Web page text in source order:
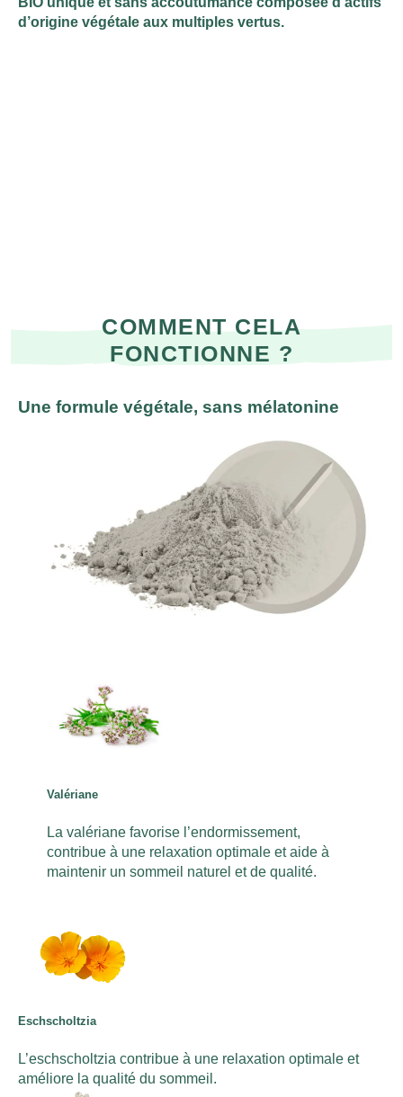
d’origine végétale aux multiples vertus.
COMMENT CELA
FONCTIONNE ?
Une formule végétale, sans mélatonine
Valériane
La valériane favorise l’endormissement,
contribue à une relaxation optimale et aide à
maintenir un sommeil naturel et de qualité.
Eschscholtzia
L’eschscholtzia contribue à une relaxation optimale et
améliore la qualité du sommeil.